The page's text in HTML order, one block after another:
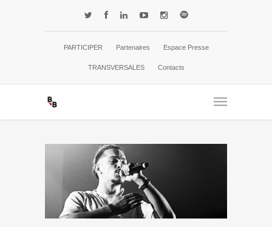
PARTICIPER Partenaires Espace Presse
TRANSVERSALES Contacts